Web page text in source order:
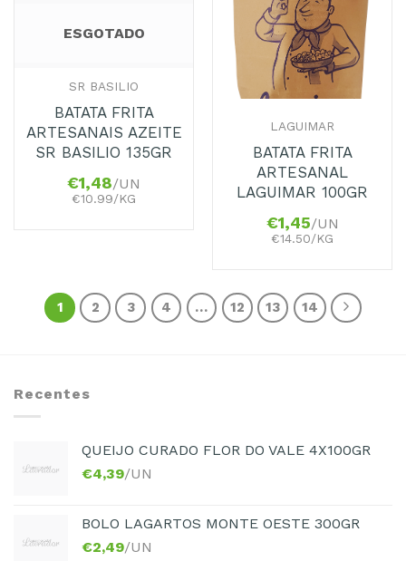
ESGOTADO
SR BASILIO
BATATA FRITA
ARTESANAIS AZEITE
SR BASILIO 135GR
€1,48/UN
€10.99/KG
LAGUIMAR
BATATA FRITA
ARTESANAL
LAGUIMAR 100GR
€1,45/UN
€14.50/KG
1 2 3 4 … 12 13 14
Recentes
QUEIJO CURADO FLOR DO VALE 4X100GR
€4,39/UN
BOLO LAGARTOS MONTE OESTE 300GR
€2,49/UN